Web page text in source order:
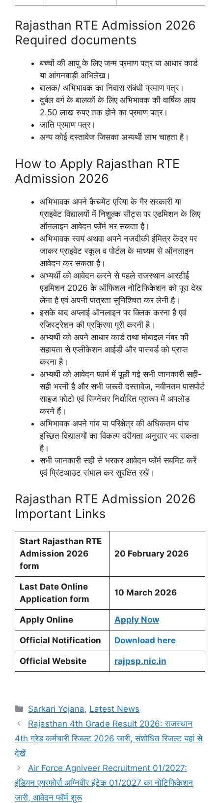
Rajasthan RTE Admission 2026
Required documents
बच्चों की आयु के लिए जन्म प्रमाण पत्र या आधार कार्ड
या आंगनबाड़ी अभिलेख।
बालक/ अभिभावक का निवास संबंधी प्रमाण पत्र।
दुर्बल वर्ग के बालकों के लिए अभिभावक की वार्षिक आय
2.50 लाख रुपए तक होने का प्रमाण पत्र।
जाति प्रमाण पत्र।
अन्य कोई दस्तावेज जिसका अभ्यर्थी लाभ चाहता है।
How to Apply Rajasthan RTE
Admission 2026
अभिभावक अपने कैचमेंट एरिया के गैर सरकारी या
प्राइवेट विद्यालयों में निशुल्क सीट्स पर एडमिशन के लिए
ऑनलाइन आवेदन फॉर्म भर सकता है।
अभिभावक स्वयं अथवा अपने नजदीकी ईमित्र केंद्र पर
जाकर प्राइवेट स्कूल व पोर्टल के माध्यम से ऑनलाइन
आवेदन कर सकता है।
अभ्यर्थी को आवेदन करने से पहले राजस्थान आरटीई
एडमिशन 2026 के ऑफिशल नोटिफिकेशन को पूरा देख
लेना है एवं अपनी पात्रता सुनिश्चित कर लेनी है।
इसके बाद अप्लाई ऑनलाइन पर क्लिक करना है एवं
रजिस्ट्रेशन की प्रक्रिया पूरी करनी है।
अभ्यर्थी को अपने आधार कार्ड तथा मोबाइल नंबर की
सहायता से एप्लीकेशन आईडी और पासवर्ड को प्राप्त
करना है।
अभ्यर्थी को आवेदन फार्म में पूछी गई सभी जानकारी सही-
सही भरनी है और सभी जरूरी दस्तावेज, नवीनतम पासपोर्ट
साइज फोटो एवं सिग्नेचर निर्धारित प्रारूप में अपलोड
करने हैं।
अभिभावक अपने गांव या परिक्षेत्र की अधिकतम पांच
इच्छित विद्यालयों का विकल्प वरीयता अनुसार भर सकता
है।
सभी जानकारी सही से भरकर आवेदन फॉर्म सबमिट करें
एवं प्रिंटआउट संभाल कर सुरक्षित रखें।
Rajasthan RTE Admission 2026
Important Links
Start Rajasthan RTE
Admission 2026
form
20 February 2026
Last Date Online
Application form
10 March 2026
Apply Online Apply Now
Official Notification Download here
Official Website rajpsp.nic.in
Categories
Sarkari Yojana, Latest News
Rajasthan 4th Grade Result 2026: राजस्थान
4th ग्रेड कर्मचारी रिजल्ट 2026 जारी, संशोधित रिजल्ट यहां से
देखें
Air Force Agniveer Recruitment 01/2027:
इंडियन एयरफोर्स अग्निवीर इंटेक 01/2027 का नोटिफिकेशन
जारी, आवेदन फॉर्म शुरू